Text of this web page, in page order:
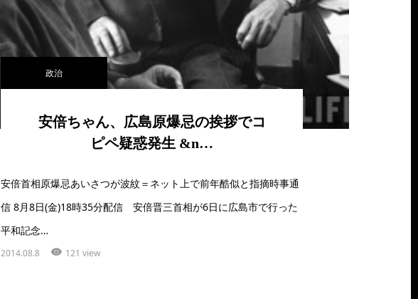
政治
安倍ちゃん、広島原爆忌の挨拶でコ
ピペ疑惑発生 &n…
安倍首相原爆忌あいさつが波紋＝ネット上で前年酷似と指摘時事通
信 8月8日(金)18時35分配信 安倍晋三首相が6日に広島市で行った
平和記念…
2014.08.8 121 view